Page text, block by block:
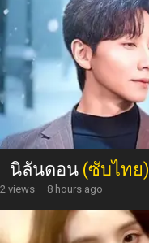
นิลันดอน (ซับไทย)
2 views · 8 hours ago